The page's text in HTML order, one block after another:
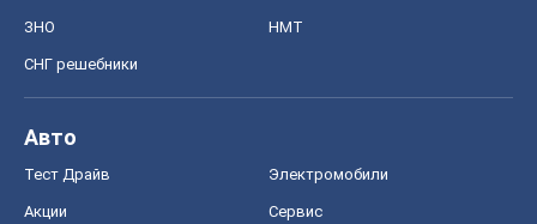
ЗНО НМТ
СНГ решебники
Авто
Тест Драйв Электромобили
Акции Сервис